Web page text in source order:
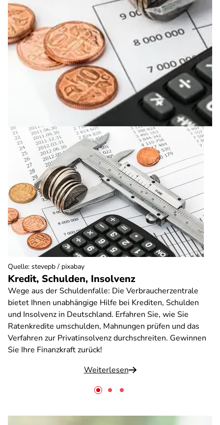
Kredit, Schulden, Insolvenz
Wege aus der Schuldenfalle: Die Verbraucherzentrale
bietet Ihnen unabhängige Hilfe bei Krediten, Schulden
und Insolvenz in Deutschland. Erfahren Sie, wie Sie
Ratenkredite umschulden, Mahnungen prüfen und das
Verfahren zur Privatinsolvenz durchschreiten. Gewinnen
Sie Ihre Finanzkraft zurück!
Weiterlesen
Quelle: stevepb / pixabay